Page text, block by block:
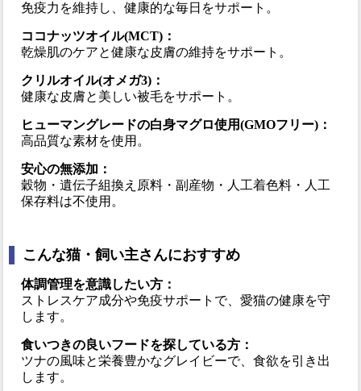
免疫力を維持し、健康的な毎日をサポート。
ココナッツオイル(MCT)：
乾燥肌のケアと健康な皮膚の維持をサポート。
クリルオイル(オメガ3)：
健康な皮膚と美しい被毛をサポート。
ヒューマングレードの白身マグロ使用(GMOフリー)：
高品質な素材を使用。
安心の無添加：
穀物・遺伝子組換え原料・副産物・人工着色料・人工
保存料は不使用。
こんな猫・飼い主さんにおすすめ
体調管理を意識したい方：
ストレスケア成分や免疫サポートで、愛猫の健康を守
します。
食いつきの良いフードを探している方：
ツナの風味と栄養豊かなグレイビーで、食欲を引き出
します。